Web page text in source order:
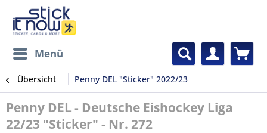
Menü
Übersicht Penny DEL "Sticker" 2022/23
Penny DEL - Deutsche Eishockey Liga
22/23 "Sticker" - Nr. 272